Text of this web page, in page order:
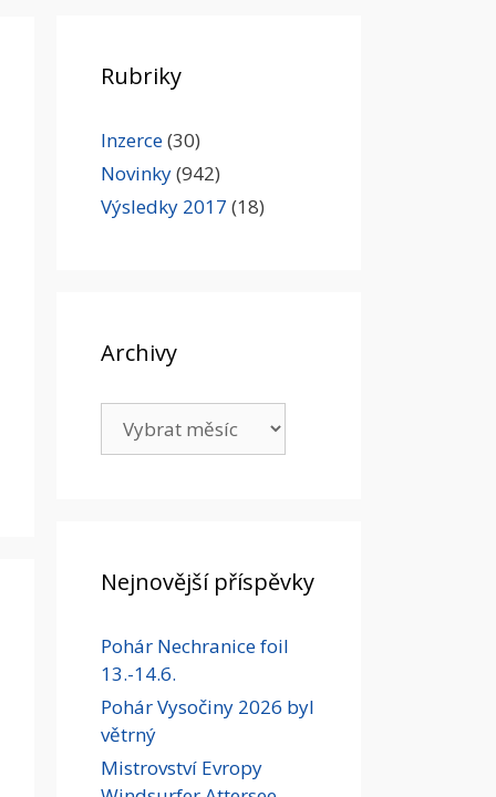
Rubriky
Inzerce(30)
Novinky(942)
Výsledky 2017 (18)
Archivy
Nejnovější příspěvky
Pohár Nechranice foil
13.-14.6.
Pohár Vysočiny 2026 byl
větrný
Mistrovství Evropy